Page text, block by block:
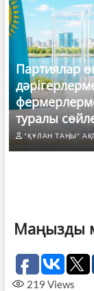
Партиялар
туралы
"ҚҰЛАН ТАҢЫ"
Маңызды
219 Views